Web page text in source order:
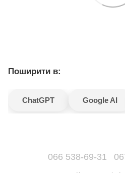
Поширити в:
ChatGPT Google AI
066 538-69-31